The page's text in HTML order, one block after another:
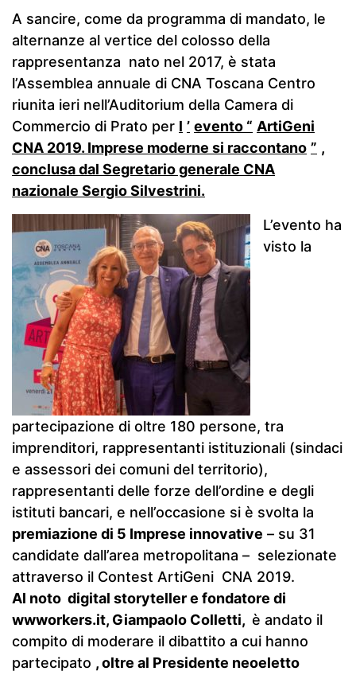
A sancire, come da programma di mandato, le
alternanze al vertice del colosso della
rappresentanza nato nel 2017, è stata
l’Assemblea annuale di CNA Toscana Centro
riunita ieri nell’Auditorium della Camera di
Commercio di Prato per l ’ evento “ ArtiGeni
CNA 2019. Imprese moderne si raccontano ” ,
conclusa dal Segretario generale CNA
nazionale Sergio Silvestrini.
L’evento ha
visto la
partecipazione di oltre 180 persone, tra
imprenditori, rappresentanti istituzionali (sindaci
e assessori dei comuni del territorio),
rappresentanti delle forze dell’ordine e degli
istituti bancari, e nell’occasione si è svolta la
premiazione di 5 Imprese innovative – su 31
candidate dall’area metropolitana – selezionate
attraverso il Contest ArtiGeni CNA 2019.
Al noto digital storyteller e fondatore di
wwworkers.it, Giampaolo Colletti, è andato il
compito di moderare il dibattito a cui hanno
partecipato , oltre al Presidente neoeletto